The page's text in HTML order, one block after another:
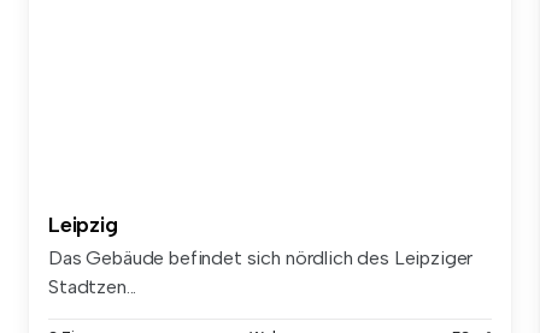
Leipzig
Das Gebäude befindet sich nördlich des Leipziger
Stadtzen...